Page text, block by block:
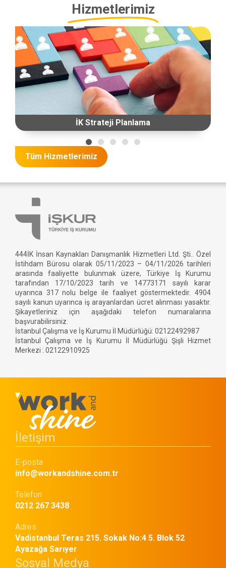
Hizmetlerimiz
İK Strateji Planlama
Tüm Hizmetlerimiz
444İK İnsan Kaynakları Danışmanlık Hizmetleri Ltd. Şti.. Özel
İstihdam Bürosu olarak 05/11/2023 – 04/11/2026 tarihleri
arasında faaliyette bulunmak üzere, Türkiye İş Kurumu
tarafından 17/10/2023 tarih ve 14773171 sayılı karar
uyarınca 317 nolu belge ile faaliyet göstermektedir. 4904
sayılı kanun uyarınca iş arayanlardan ücret alınması yasaktır.
Şikayetleriniz için aşağıdaki telefon numaralarına
başvurabilirsiniz.
İstanbul Çalışma ve İş Kurumu İl Müdürlüğü: 02122492987
İstanbul Çalışma ve İş Kurumu İl Müdürlüğü Şişli Hizmet
Merkezi : 02122910925
İletişim
E-posta
info@workandshine.com.tr
Telefon
0212 267 3438
Adres
Vadistanbul Teras 215. Sokak No:4 5. Blok 52
Ayazağa Sarıyer
Sosyal Medya